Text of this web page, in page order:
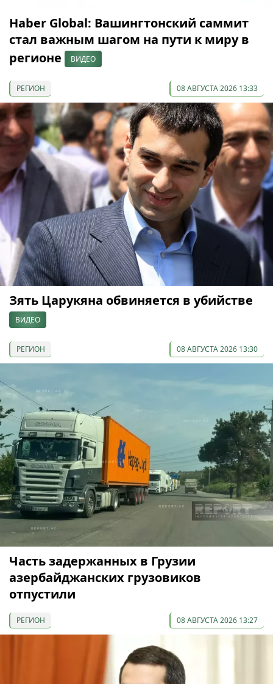
Haber Global: Вашингтонский саммит
стал важным шагом на пути к миру в
регионе
ВИДЕО
РЕГИОН 08 АВГУСТА 2026 13:33
Зять Царукяна обвиняется в убийстве
ВИДЕО
РЕГИОН 08 АВГУСТА 2026 13:30
Часть задержанных в Грузии
азербайджанских грузовиков
отпустили
РЕГИОН 08 АВГУСТА 2026 13:27